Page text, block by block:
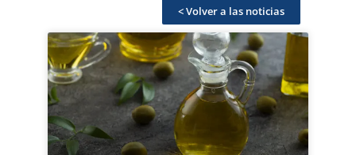
< Volver a las noticias